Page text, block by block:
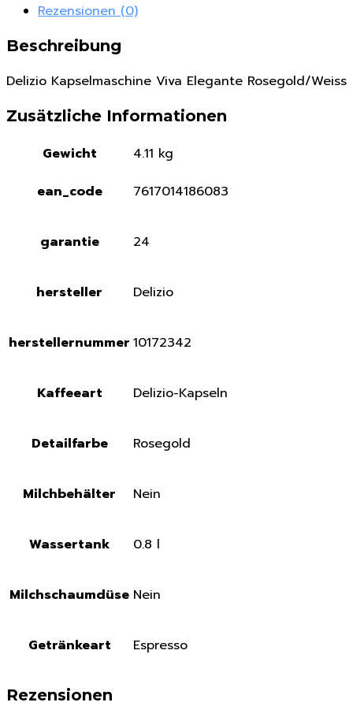
Rezensionen (0)
Beschreibung
Delizio Kapselmaschine Viva Elegante Rosegold/Weiss
Zusätzliche Informationen
Gewicht
4.11 kg
ean_code
7617014186083
garantie 24
hersteller Delizio
herstellernummer 10172342
Kaffeeart Delizio-Kapseln
Detailfarbe Rosegold
Milchbehälter Nein
Wassertank 0.8 l
Milchschaumdüse Nein
Getränkeart Espresso
Rezensionen